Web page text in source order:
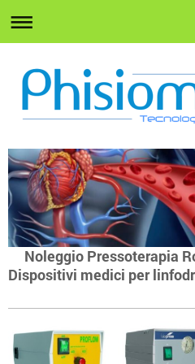
Noleggio Pressoterapia
Dispositivi medici per